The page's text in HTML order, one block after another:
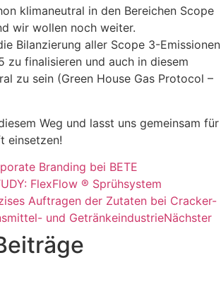
klimaneutral in den Bereichen Scope
wir wollen noch weiter.
Bilanzierung aller Scope 3-Emissionen
zu finalisieren und auch in diesem
zu sein (Green House Gas Protocol –
Weg und lasst uns gemeinsam für
einsetzen!
Branding bei BETE
FlexFlow ® Sprühsystem
Auftragen der Zutaten bei Cracker-
und GetränkeindustrieNächster